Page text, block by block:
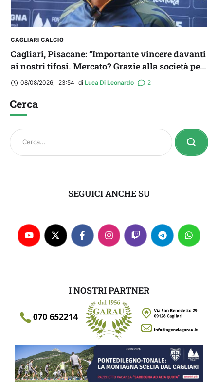
CAGLIARI CALCIO
Cagliari, Pisacane: “Importante vincere davanti
ai nostri tifosi. Mercato? Grazie alla società per
il triplo colpo”
08/08/2026, 23:54 di Luca Di Leonardo 2
Cerca
SEGUICI ANCHE SU
I NOSTRI PARTNER